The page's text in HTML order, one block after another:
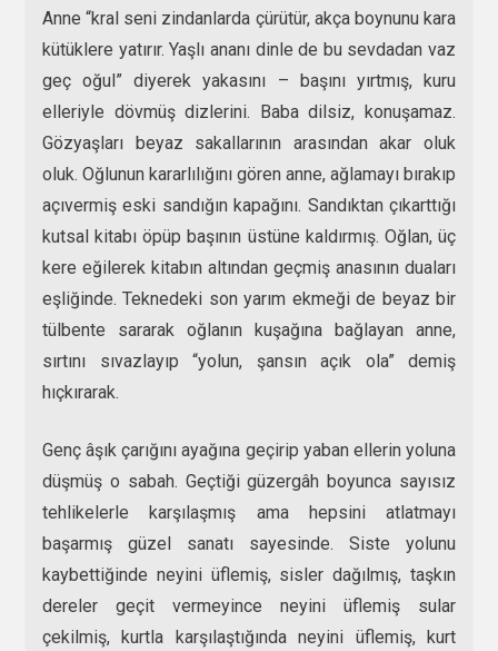
Anne “kral seni zindanlarda çürütür, akça boynunu kara
kütüklere yatırır. Yaşlı ananı dinle de bu sevdadan vaz
geç oğul” diyerek yakasını – başını yırtmış, kuru
elleriyle dövmüş dizlerini. Baba dilsiz, konuşamaz.
Gözyaşları beyaz sakallarının arasından akar oluk
oluk. Oğlunun kararlılığını gören anne, ağlamayı bırakıp
açıvermiş eski sandığın kapağını. Sandıktan çıkarttığı
kutsal kitabı öpüp başının üstüne kaldırmış. Oğlan, üç
kere eğilerek kitabın altından geçmiş anasının duaları
eşliğinde. Teknedeki son yarım ekmeği de beyaz bir
tülbente sararak oğlanın kuşağına bağlayan anne,
sırtını sıvazlayıp “yolun, şansın açık ola” demiş
hıçkırarak.
Genç âşık çarığını ayağına geçirip yaban ellerin yoluna
düşmüş o sabah. Geçtiği güzergâh boyunca sayısız
tehlikelerle karşılaşmış ama hepsini atlatmayı
başarmış güzel sanatı sayesinde. Siste yolunu
kaybettiğinde neyini üflemiş, sisler dağılmış, taşkın
dereler geçit vermeyince neyini üflemiş sular
çekilmiş, kurtla karşılaştığında neyini üflemiş, kurt